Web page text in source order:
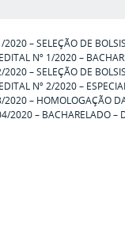
2020 – SELEÇÃO DE
Nº 1/2020 –
2020 – SELEÇÃO DE
Nº 2/2020 –
2020 – HOMOLOGAÇÃO
2020 – BACHARELADO –